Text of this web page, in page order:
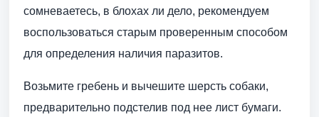
сомневаетесь, в блохах ли дело, рекомендуем
воспользоваться старым проверенным способом
для определения наличия паразитов.
Возьмите гребень и вычешите шерсть собаки,
предварительно подстелив под нее лист бумаги.